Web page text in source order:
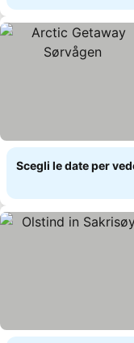
Scegli le date per